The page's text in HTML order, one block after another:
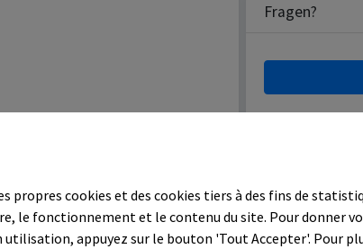
Fragen?
propres cookies et des cookies tiers à des fins de
le fonctionnement et le contenu du site. Pour donner
appuyez sur le bouton 'Tout Accepter'. Pour